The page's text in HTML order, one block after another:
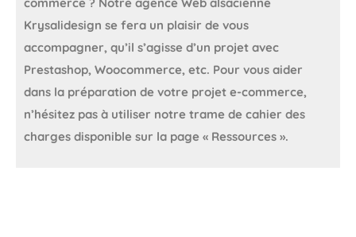
Krysalidesign se fera un plaisir de vous
accompagner, qu’il s’agisse d’un projet avec
Prestashop, Woocommerce, etc. Pour vous aider
dans la préparation de votre projet e-commerce,
n’hésitez pas à utiliser notre trame de cahier des
charges disponible sur la page « Ressources ».